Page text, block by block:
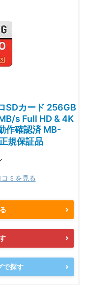
SDカード 256GB
s Full HD & 4K
作確認済 MB-
規保証品
ミを見る
で探す